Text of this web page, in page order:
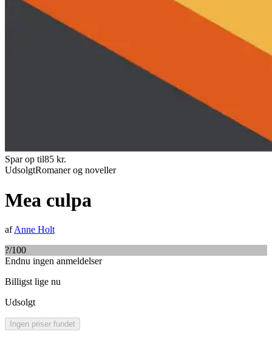
Spar op til85 kr.
UdsolgtRomaner og noveller
Mea culpa
afAnne Holt
?/100
Endnu ingen anmeldelser
Billigst lige nu
Udsolgt
Ingen priser fundet